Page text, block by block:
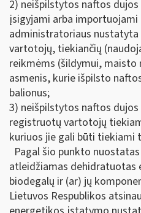
2) neišpilstytos naftos
įsigyjami arba
administratoriaus
vartotojų, tiekiančių
reikmėms (šildymui,
asmenis, kurie išpilsto
balionus;
3) neišpilstytos naftos
registruotų vartotojų
kuriuos jie gali būti tiekiami
Pagal šio punkto
atleidžiamas dehidratuotas
biodegalų ir (ar) jų
Lietuvos Respublikos